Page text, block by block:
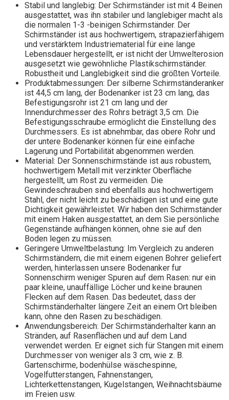
Stabil und langlebig: Der Schirmständer ist mit 4 Beinen
ausgestattet, was ihn stabiler und langlebiger macht als
die normalen 1-3 -beinigen Schirmständer. Der
Schirmständer ist aus hochwertigem, strapazierfähigem
und verstärktem Industriematerial für eine lange
Lebensdauer hergestellt, er ist nicht der Umwelterosion
ausgesetzt wie gewöhnliche Plastikschirmständer.
Robustheit und Langlebigkeit sind die größten Vorteile.
Produktabmessungen: Der silberne Schirmständeranker
ist 44,5 cm lang, der Bodenanker ist 23 cm lang, das
Befestigungsrohr ist 21 cm lang und der
Innendurchmesser des Rohrs beträgt 3,5 cm. Die
Befestigungsschraube ermöglicht die Einstellung des
Durchmessers. Es ist abnehmbar, das obere Rohr und
der untere Bodenanker können für eine einfache
Lagerung und Portabilität abgenommen werden.
Material: Der Sonnenschirmstände ist aus robustem,
hochwertigem Metall mit verzinkter Oberfläche
hergestellt, um Rost zu vermeiden. Die
Gewindeschrauben sind ebenfalls aus hochwertigem
Stahl, der nicht leicht zu beschädigen ist und eine gute
Dichtigkeit gewährleistet. Wir haben den Schirmständer
mit einem Haken ausgestattet, an dem Sie persönliche
Gegenstände aufhängen können, ohne sie auf den
Boden legen zu müssen.
Geringere Umweltbelastung: Im Vergleich zu anderen
Schirmständern, die mit einem eigenen Bohrer geliefert
werden, hinterlassen unsere Bodenanker fur
Sonnenschirm weniger Spuren auf dem Rasen: nur ein
paar kleine, unauffällige Löcher und keine braunen
Flecken auf dem Rasen. Das bedeutet, dass der
Schirmständerhalter längere Zeit an einem Ort bleiben
kann, ohne den Rasen zu beschädigen.
Anwendungsbereich: Der Schirmständerhalter kann an
Stränden, auf Rasenflächen und auf dem Land
verwendet werden. Er eignet sich für Stangen mit einem
Durchmesser von weniger als 3 cm, wie z. B.
Gartenschirme, bodenhülse wäschespinne,
Vogelfutterstangen, Fahnenstangen,
Lichterkettenstangen, Kugelstangen, Weihnachtsbäume
im Freien usw.